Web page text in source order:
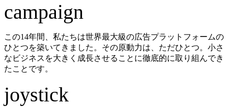
campaign
この14年間、私たちは世界最大級の広告プラットフォームの
ひとつを築いてきました。その原動力は、ただひとつ。小さ
なビジネスを大きく成長させることに徹底的に取り組んでき
たことです。
joystick